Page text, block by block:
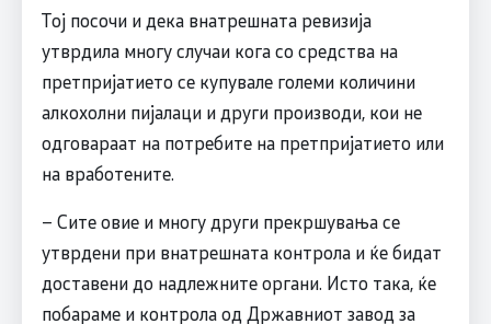
Тој посочи и дека внатрешната ревизија
утврдила многу случаи кога со средства на
претпријатието се купувале големи количини
алкохолни пијалаци и други производи, кои не
одговараат на потребите на претпријатието или
на вработените.
– Сите овие и многу други прекршувања се
утврдени при внатрешната контрола и ќе бидат
доставени до надлежните органи. Исто така, ќе
побараме и контрола од Државниот завод за